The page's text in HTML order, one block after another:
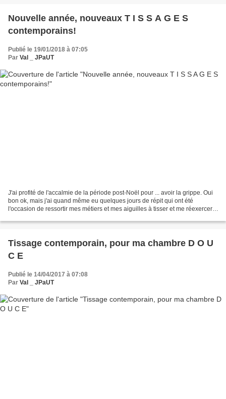
Nouvelle année, nouveaux T I S S A G E S
contemporains!
Publié le 19/01/2018 à 07:05
Par Val _ JPaUT
J'ai profité de l'accalmie de la période post-Noël pour ... avoir la grippe. Oui
bon ok, mais j'ai quand même eu quelques jours de répit qui ont été
l'occasion de ressortir mes métiers et mes aiguilles à tisser et me réexercer.
Tissage contemporain, pour ma chambre D O U
C E
Publié le 14/04/2017 à 07:08
Par Val _ JPaUT